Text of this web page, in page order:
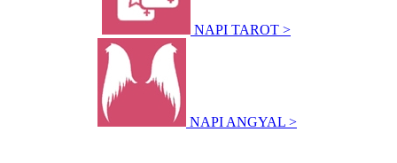
NAPI TAROT >
NAPI ANGYAL >